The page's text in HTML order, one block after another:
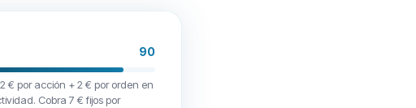
90
€ por acción + 2 € por orden en
Cobra 7 € fijos por